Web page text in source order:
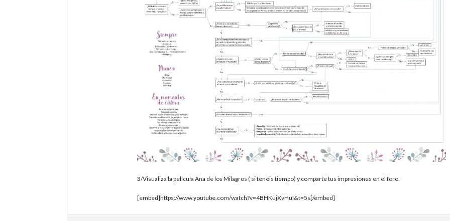
3/Visualiza la película Ana de los Milagros ( si tenéis tiempo) y comparte tus impresiones en el foro.
[embed]https://www.youtube.com/watch?v=4BHKujXvHuI&t=5s[/embed]